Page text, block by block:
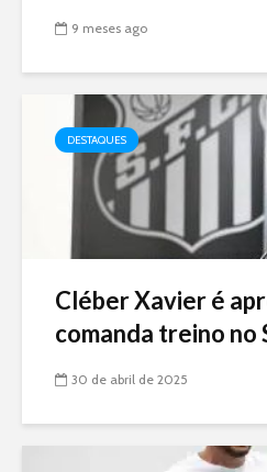
9 meses ago
DESTAQUES
Cléber Xavier é
comanda treino no
30 de abril de 2025